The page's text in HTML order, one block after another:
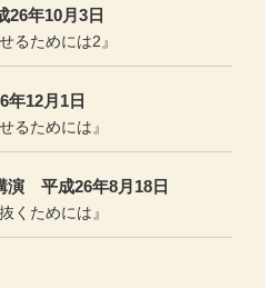
年10月3日
るためには2』
12月1日
るためには』
演 平成26年8月18日
くためには』